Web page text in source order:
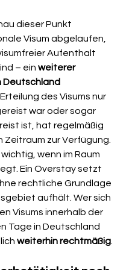
dieser Punkt
Visum abgelaufen,
Aufenthalt
– ein weiterer
des Visums nur
war oder sogar
ist, hat regelmäßig
Zeitraum zur Verfügung.
wenn im Raum
Ein Overstay setzt
rechtliche Grundlage
aufhält. Wer sich
Visums innerhalb der
Tage in Deutschland
weiterhin rechtmäßig